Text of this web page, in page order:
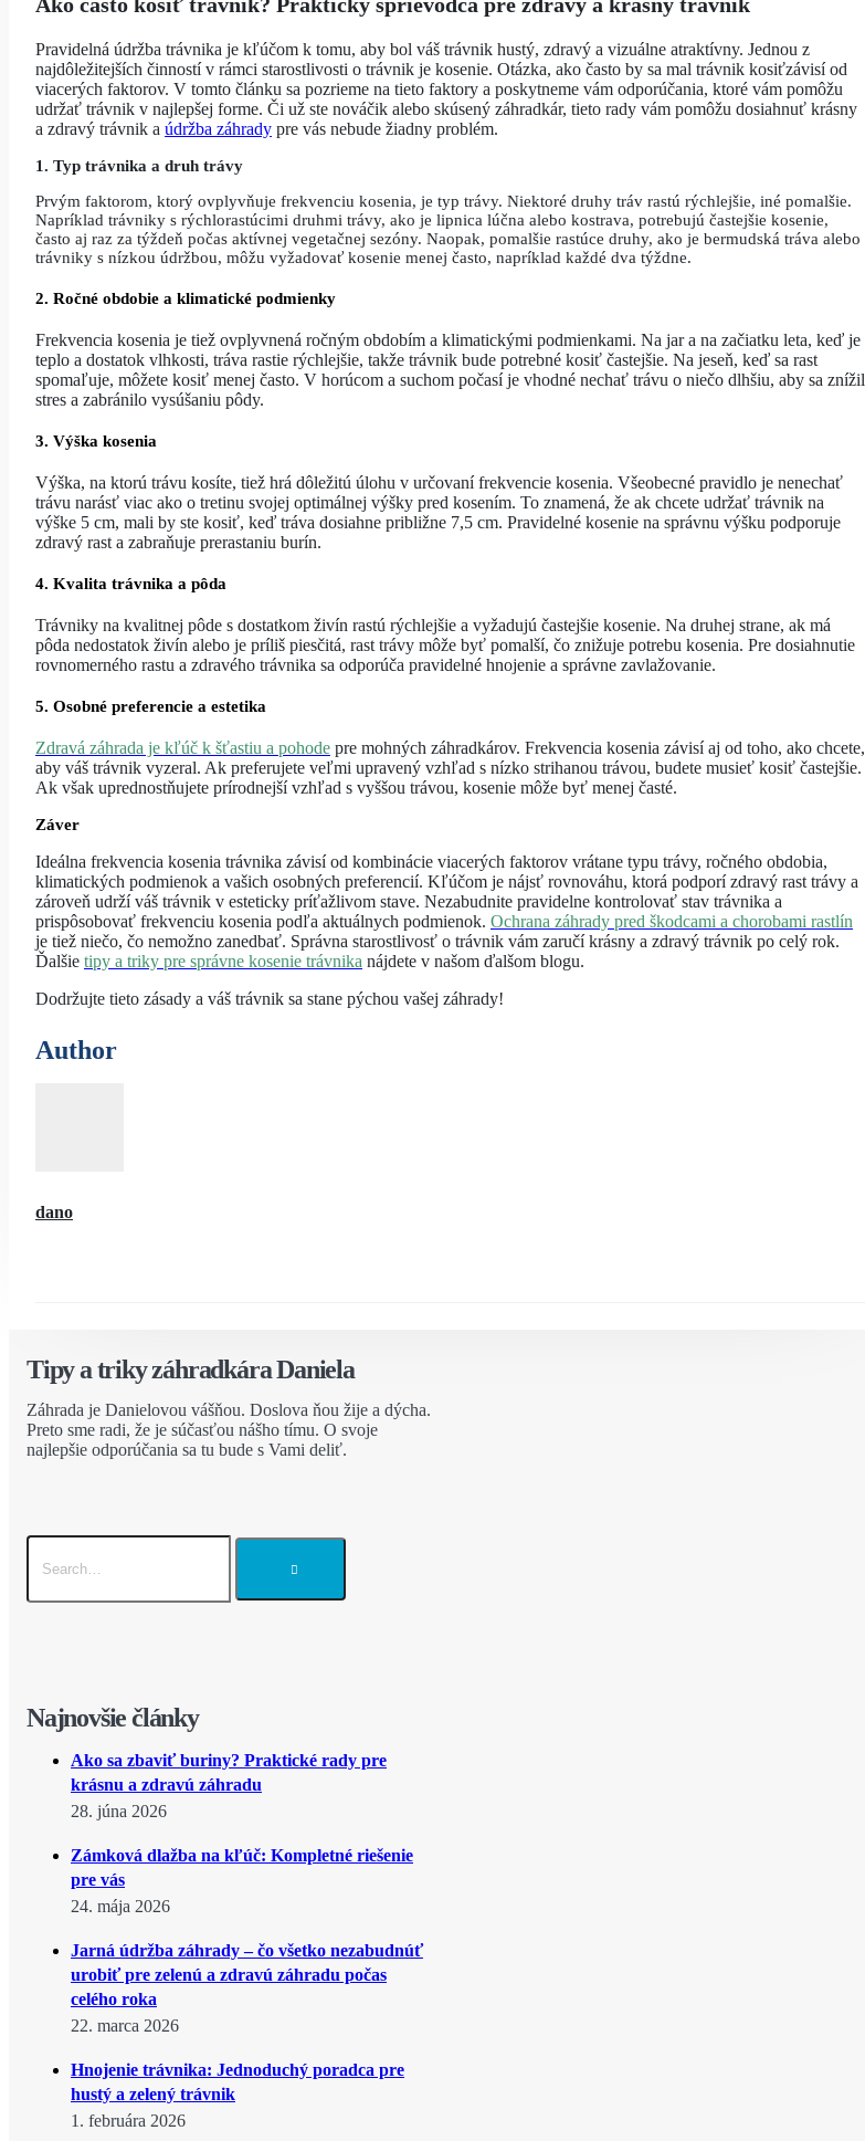
často
kosiť
trávnik?
Praktický
sprievodca
a
krásny
trávnik
Pravidelná údržba trávnika je kľúčom k tomu, aby bol váš trávnik hustý, zdravý a vizuálne atraktívny. Jednou z
najdôležitejších činností v rámci starostlivosti o trávnik je kosenie. Otázka, ako často by sa mal trávnik kosiťzávisí od
viacerých faktorov. V tomto článku sa pozrieme na tieto faktory a poskytneme vám odporúčania, ktoré vám pomôžu
udržať trávnik v najlepšej forme. Či už ste nováčik alebo skúsený záhradkár, tieto rady vám pomôžu dosiahnuť krásny
a zdravý trávnik a údržba záhrady pre vás nebude žiadny problém.
1. Typ trávnika a druh trávy
Prvým faktorom, ktorý ovplyvňuje frekvenciu kosenia, je typ trávy. Niektoré druhy tráv rastú rýchlejšie, iné pomalšie.
Napríklad trávniky s rýchlorastúcimi druhmi trávy, ako je lipnica lúčna alebo kostrava, potrebujú častejšie kosenie,
často aj raz za týždeň počas aktívnej vegetačnej sezóny. Naopak, pomalšie rastúce druhy, ako je bermudská tráva alebo
trávniky s nízkou údržbou, môžu vyžadovať kosenie menej často, napríklad každé dva týždne.
2. Ročné obdobie a klimatické podmienky
Frekvencia kosenia je tiež ovplyvnená ročným obdobím a klimatickými podmienkami. Na jar a na začiatku leta, keď je
teplo a dostatok vlhkosti, tráva rastie rýchlejšie, takže trávnik bude potrebné kosiť častejšie. Na jeseň, keď sa rast
spomaľuje, môžete kosiť menej často. V horúcom a suchom počasí je vhodné nechať trávu o niečo dlhšiu, aby sa znížil
stres a zabránilo vysúšaniu pôdy.
3. Výška kosenia
Výška, na ktorú trávu kosíte, tiež hrá dôležitú úlohu v určovaní frekvencie kosenia. Všeobecné pravidlo je nenechať
trávu narásť viac ako o tretinu svojej optimálnej výšky pred kosením. To znamená, že ak chcete udržať trávnik na
výške 5 cm, mali by ste kosiť, keď tráva dosiahne približne 7,5 cm. Pravidelné kosenie na správnu výšku podporuje
zdravý rast a zabraňuje prerastaniu burín.
4. Kvalita trávnika a pôda
Trávniky na kvalitnej pôde s dostatkom živín rastú rýchlejšie a vyžadujú častejšie kosenie. Na druhej strane, ak má
pôda nedostatok živín alebo je príliš piesčitá, rast trávy môže byť pomalší, čo znižuje potrebu kosenia. Pre dosiahnutie
rovnomerného rastu a zdravého trávnika sa odporúča pravidelné hnojenie a správne zavlažovanie.
5. Osobné preferencie a estetika
Zdravá záhrada je kľúč k šťastiu a pohode pre mohných záhradkárov. Frekvencia kosenia závisí aj od toho, ako chcete,
aby váš trávnik vyzeral. Ak preferujete veľmi upravený vzhľad s nízko strihanou trávou, budete musieť kosiť častejšie.
Ak však uprednostňujete prírodnejší vzhľad s vyššou trávou, kosenie môže byť menej časté.
Záver
Ideálna frekvencia kosenia trávnika závisí od kombinácie viacerých faktorov vrátane typu trávy, ročného obdobia,
klimatických podmienok a vašich osobných preferencií. Kľúčom je nájsť rovnováhu, ktorá podporí zdravý rast trávy a
zároveň udrží váš trávnik v esteticky príťažlivom stave. Nezabudnite pravidelne kontrolovať stav trávnika a
prispôsobovať frekvenciu kosenia podľa aktuálnych podmienok. Ochrana záhrady pred škodcami a chorobami rastlín
je tiež niečo, čo nemožno zanedbať. Správna starostlivosť o trávnik vám zaručí krásny a zdravý trávnik po celý rok.
Ďalšie tipy a triky pre správne kosenie trávnika nájdete v našom ďalšom blogu.
Dodržujte tieto zásady a váš trávnik sa stane pýchou vašej záhrady!
Author
dano
Tipy a triky záhradkára Daniela
Záhrada je Danielovou vášňou. Doslova ňou žije a dýcha.
Preto sme radi, že je súčasťou nášho tímu. O svoje
najlepšie odporúčania sa tu bude s Vami deliť.
Najnovšie články
Ako sa zbaviť buriny? Praktické rady pre
krásnu a zdravú záhradu
28. júna 2026
Zámková dlažba na kľúč: Kompletné riešenie
pre vás
24. mája 2026
Jarná údržba záhrady – čo všetko nezabudnúť
urobiť pre zelenú a zdravú záhradu počas
celého roka
22. marca 2026
Hnojenie trávnika: Jednoduchý poradca pre
hustý a zelený trávnik
1. februára 2026